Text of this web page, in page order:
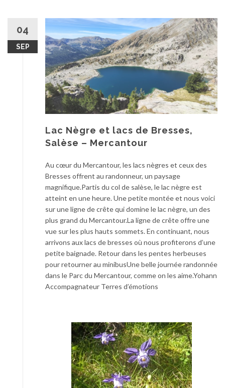
04
SEP
Lac Nègre et lacs de Bresses,
Salèse – Mercantour
Au cœur du Mercantour, les lacs nègres et ceux des
Bresses offrent au randonneur, un paysage
magnifique.Partis du col de salèse, le lac nègre est
atteint en une heure. Une petite montée et nous voici
sur une ligne de crête qui domine le lac nègre, un des
plus grand du Mercantour.La ligne de crête offre une
vue sur les plus hauts sommets. En continuant, nous
arrivons aux lacs de bresses où nous profiterons d’une
petite baignade. Retour dans les pentes herbeuses
pour retourner au minibusUne belle journée randonnée
dans le Parc du Mercantour, comme on les aime.Yohann
Accompagnateur Terres d’émotions